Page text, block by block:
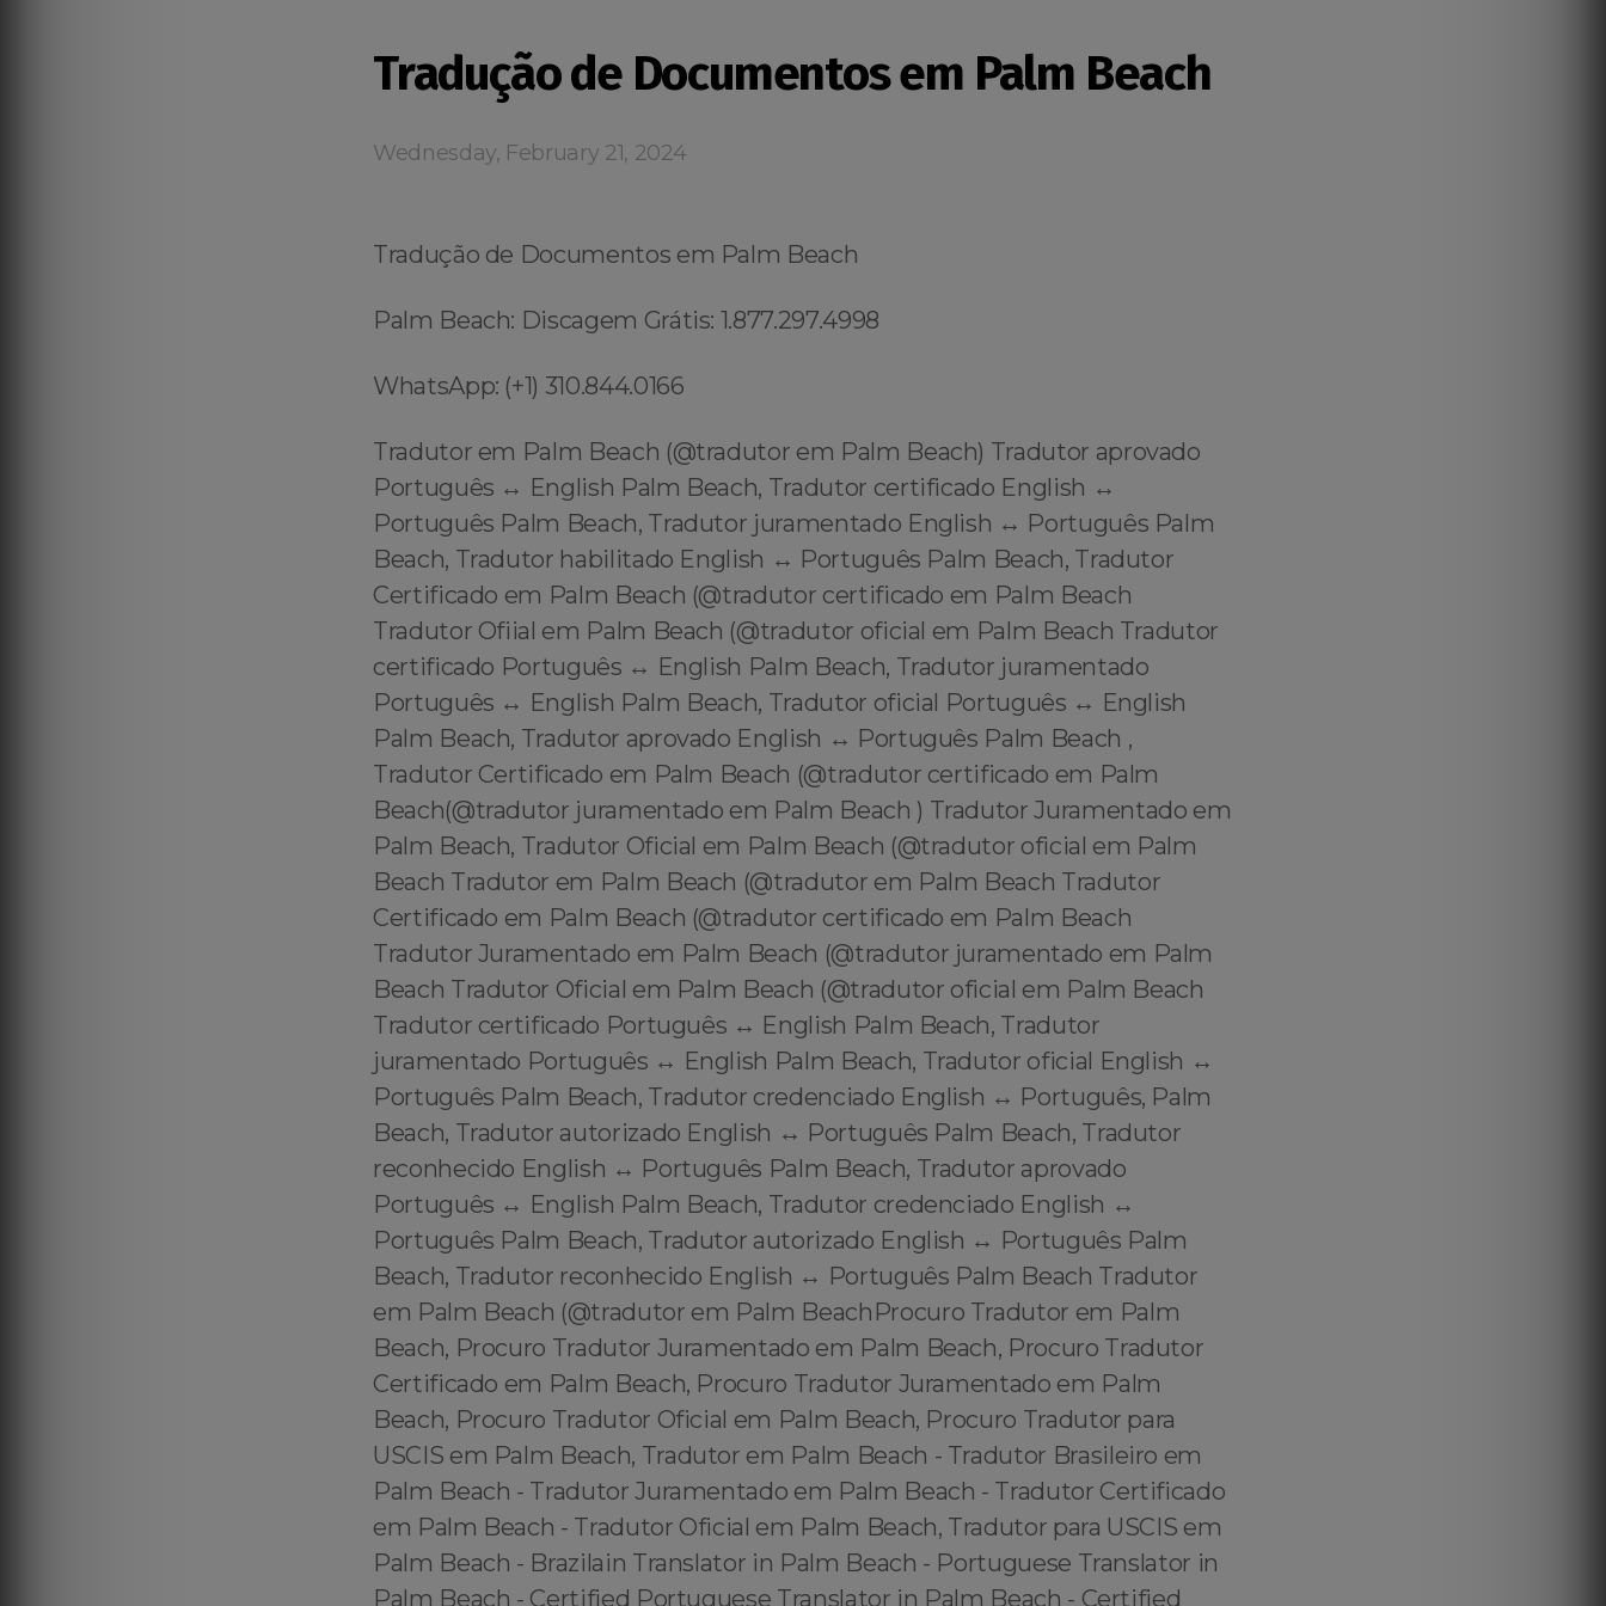
Tradução de Documentos em Palm Beach
Wednesday, February 21, 2024
Tradução de Documentos em Palm Beach
Palm Beach: Discagem Grátis: 1.877.297.4998
WhatsApp: (+1) 310.844.0166
Tradutor em Palm Beach (@tradutor em Palm Beach) Tradutor aprovado
Português ↔️ English Palm Beach, Tradutor certificado English ↔️
Português Palm Beach, Tradutor juramentado English ↔️ Português Palm
Beach, Tradutor habilitado English ↔️ Português Palm Beach, Tradutor
Certificado em Palm Beach (@tradutor certificado em Palm Beach
Tradutor Ofiial em Palm Beach (@tradutor oficial em Palm Beach Tradutor
certificado Português ↔️ English Palm Beach, Tradutor juramentado
Português ↔️ English Palm Beach, Tradutor oficial Português ↔️ English
Palm Beach, Tradutor aprovado English ↔️ Português Palm Beach ,
Tradutor Certificado em Palm Beach (@tradutor certificado em Palm
Beach(@tradutor juramentado em Palm Beach ) Tradutor Juramentado em
Palm Beach, Tradutor Oficial em Palm Beach (@tradutor oficial em Palm
Beach Tradutor em Palm Beach (@tradutor em Palm Beach Tradutor
Certificado em Palm Beach (@tradutor certificado em Palm Beach
Tradutor Juramentado em Palm Beach (@tradutor juramentado em Palm
Beach Tradutor Oficial em Palm Beach (@tradutor oficial em Palm Beach
Tradutor certificado Português ↔️ English Palm Beach, Tradutor
juramentado Português ↔️ English Palm Beach, Tradutor oficial English ↔️
Português Palm Beach, Tradutor credenciado English ↔️ Português, Palm
Beach, Tradutor autorizado English ↔️ Português Palm Beach, Tradutor
reconhecido English ↔️ Português Palm Beach, Tradutor aprovado
Português ↔️ English Palm Beach, Tradutor credenciado English ↔️
Português Palm Beach, Tradutor autorizado English ↔️ Português Palm
Beach, Tradutor reconhecido English ↔️ Português Palm Beach Tradutor
em Palm Beach (@tradutor em Palm BeachProcuro Tradutor em Palm
Beach, Procuro Tradutor Juramentado em Palm Beach, Procuro Tradutor
Certificado em Palm Beach, Procuro Tradutor Juramentado em Palm
Beach, Procuro Tradutor Oficial em Palm Beach, Procuro Tradutor para
USCIS em Palm Beach, Tradutor em Palm Beach - Tradutor Brasileiro em
Palm Beach - Tradutor Juramentado em Palm Beach - Tradutor Certificado
em Palm Beach - Tradutor Oficial em Palm Beach, Tradutor para USCIS em
Palm Beach - Brazilain Translator in Palm Beach - Portuguese Translator in
Palm Beach - Certified Portuguese Translator in Palm Beach - Certified